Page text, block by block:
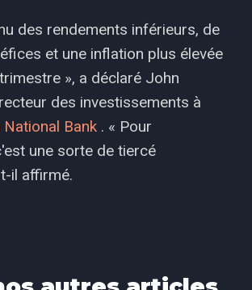
des rendements inférieurs, de
et une inflation plus élevée
», a déclaré John
des investissements à
Bank . « Pour
une sorte de tiercé
il affirmé.